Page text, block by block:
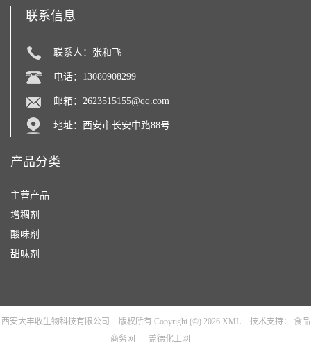
联系信息
联系人：张和飞
电话：13080908299
邮箱： 2623515155@qq.com
地址：西安市长安中路88号
产品分类
主营产品
增稠剂
酸味剂
甜味剂
西安大丰收生物科技有限公司 版权所有 Copyright (©) 2026 XML 技术支持：
食品
商务网
盖德化工网